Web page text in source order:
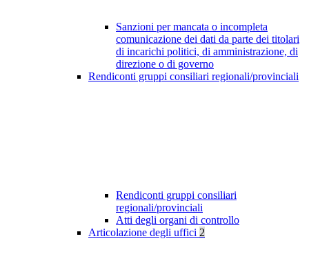
Sanzioni per mancata o incompleta
comunicazione dei dati da parte dei titolari
di incarichi politici, di amministrazione, di
direzione o di governo
Rendiconti gruppi consiliari regionali/provinciali
Rendiconti gruppi consiliari
regionali/provinciali
Atti degli organi di controllo
Articolazione degli uffici 2